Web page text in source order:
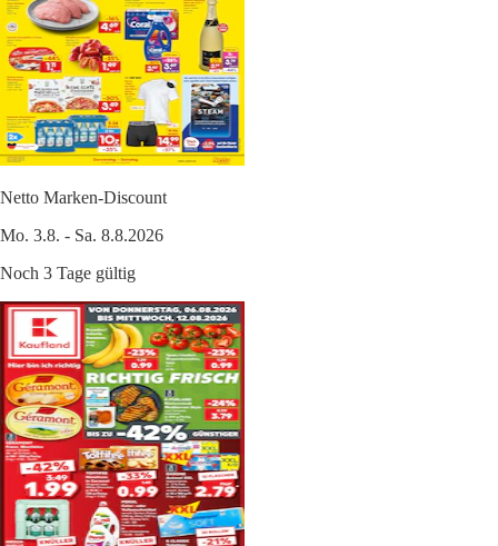
Netto Marken-Discount
Mo. 3.8. - Sa. 8.8.2026
Noch 3 Tage gültig